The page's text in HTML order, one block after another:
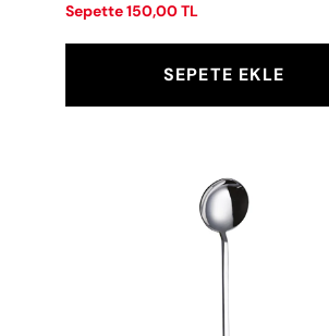
Sepette 150,00 TL
SEPETE EKLE
Çay
Kaşığı